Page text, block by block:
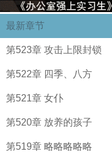
最新章节
第523章 攻击上限封锁
第522章 四季、八方
第521章 女仆
第520章 放养的孩子
第519章 略略略略略